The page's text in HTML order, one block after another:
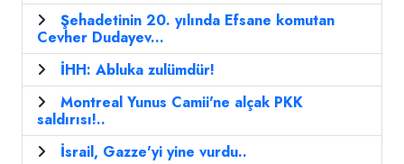
Şehadetinin 20. yılında Efsane komutan
Cevher Dudayev...
İHH: Abluka zulümdür!
Montreal Yunus Camii'ne alçak PKK
saldırısı!..
İsrail, Gazze'yi yine vurdu..